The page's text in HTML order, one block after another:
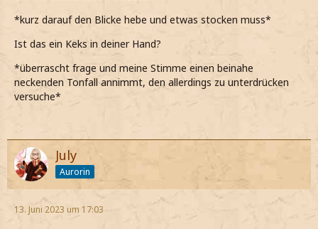
*kurz darauf den Blicke hebe und etwas stocken muss*
Ist das ein Keks in deiner Hand?
*überrascht frage und meine Stimme einen beinahe
neckenden Tonfall annimmt, den allerdings zu unterdrücken
versuche*
July
Aurorin
13. Juni 2023 um 17:03